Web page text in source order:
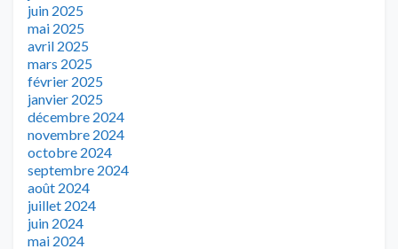
juin 2025
mai 2025
avril 2025
mars 2025
février 2025
janvier 2025
décembre 2024
novembre 2024
octobre 2024
septembre 2024
août 2024
juillet 2024
juin 2024
mai 2024